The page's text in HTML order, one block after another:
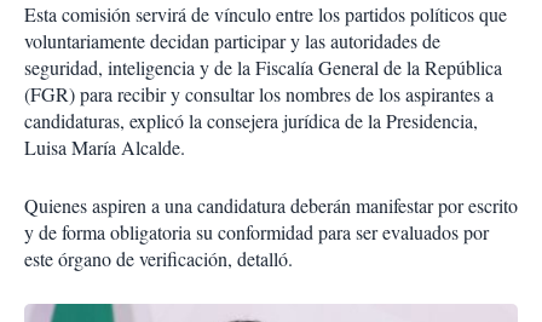
Esta comisión servirá de vínculo entre los partidos políticos que
voluntariamente decidan participar y las autoridades de
seguridad, inteligencia y de la Fiscalía General de la República
(FGR) para recibir y consultar los nombres de los aspirantes a
candidaturas, explicó la consejera jurídica de la Presidencia,
Luisa María Alcalde.
Quienes aspiren a una candidatura deberán manifestar por escrito
y de forma obligatoria su conformidad para ser evaluados por
este órgano de verificación, detalló.